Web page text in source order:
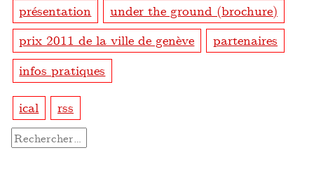
présentation
under the ground (brochure)
prix 2011 de la ville de genève
partenaires
infos pratiques
ical rss
Rechercher :